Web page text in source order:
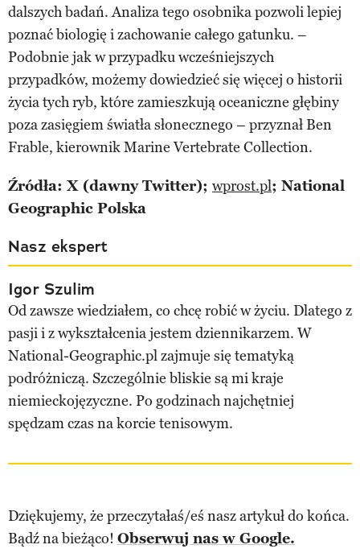
dalszych badań. Analiza tego osobnika pozwoli lepiej
poznać biologię i zachowanie całego gatunku. –
Podobnie jak w przypadku wcześniejszych
przypadków, możemy dowiedzieć się więcej o historii
życia tych ryb, które zamieszkują oceaniczne głębiny
poza zasięgiem światła słonecznego – przyznał Ben
Frable, kierownik Marine Vertebrate Collection.
Źródła: X (dawny Twitter); wprost.pl; National
Geographic Polska
Nasz ekspert
Igor Szulim
Od zawsze wiedziałem, co chcę robić w życiu. Dlatego z
pasji i z wykształcenia jestem dziennikarzem. W
National-Geographic.pl zajmuje się tematyką
podróżniczą. Szczególnie bliskie są mi kraje
niemieckojęzyczne. Po godzinach najchętniej
spędzam czas na korcie tenisowym.
Dziękujemy, że przeczytałaś/eś nasz artykuł do końca.
Bądź na bieżąco! Obserwuj nas w Google.